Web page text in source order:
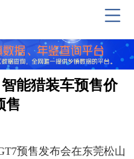
能猎装车预售价
售
预售发布会在东莞松山